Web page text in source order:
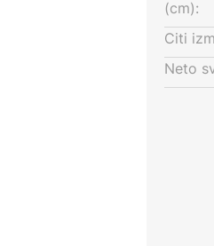
(cm):
Citi
Neto